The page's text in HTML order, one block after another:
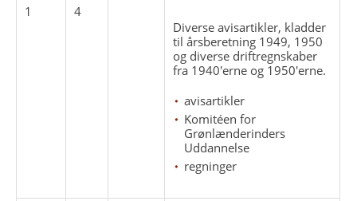
1
4
Diverse avisartikler, kladder
til årsberetning 1949, 1950
og diverse driftregnskaber
fra 1940'erne og 1950'erne.
avisartikler
Komitéen for
Grønlænderinders
Uddannelse
regninger